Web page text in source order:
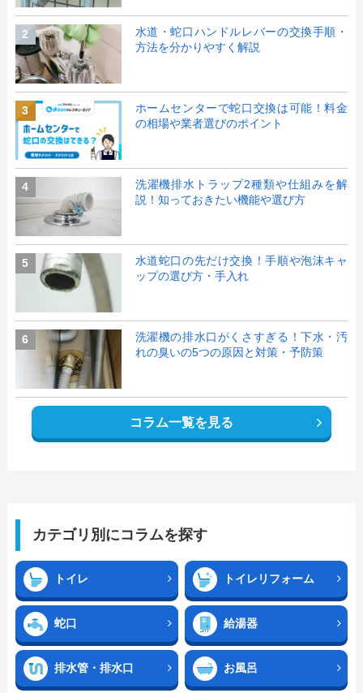
2
水道・蛇口ハンドルレバーの交換手順・
方法を分かりやすく解説
3
ホームセンターで蛇口交換は可能！料金
の相場や業者選びのポイント
4
洗濯機排水トラップ2種類や仕組みを解
説！知っておきたい機能や選び方
5
水道蛇口の先だけ交換！手順や泡沫キャ
ップの選び方・手入れ
6
洗濯機の排水口がくさすぎる！下水・汚
れの臭いの5つの原因と対策・予防策
コラム一覧を見る
カテゴリ別にコラムを探す
トイレ トイレリフォーム
蛇口 給湯器
排水管・排水口 お風呂